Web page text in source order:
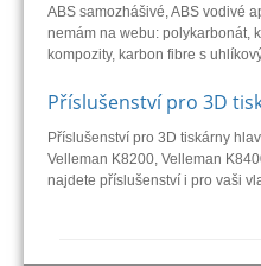
ABS samozhášivé, ABS vodivé
nemám na webu: polykarbonát,
kompozity, karbon fibre s
Příslušenství pro 3D
Příslušenství pro 3D tiskárny
Velleman K8200, Velleman
najdete příslušenství i pro vaši